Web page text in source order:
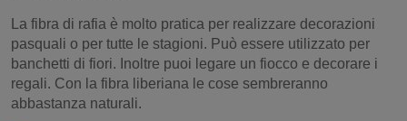
La fibra di rafia è molto pratica per realizzare decorazioni
pasquali o per tutte le stagioni. Può essere utilizzato per
banchetti di fiori. Inoltre puoi legare un fiocco e decorare i
regali. Con la fibra liberiana le cose sembreranno
abbastanza naturali.